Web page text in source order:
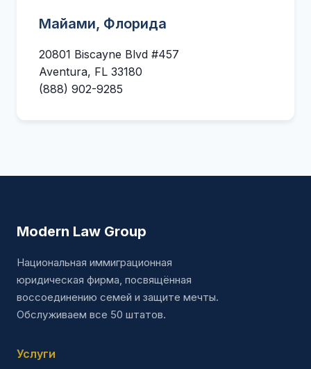
Майами, Флорида
20801 Biscayne Blvd #457
Aventura, FL 33180
(888) 902-9285
Modern Law Group
Национальная иммиграционная
юридическая фирма, посвящённая
воссоединению семей и защите мечты.
Обслуживаем все 50 штатов.
Услуги